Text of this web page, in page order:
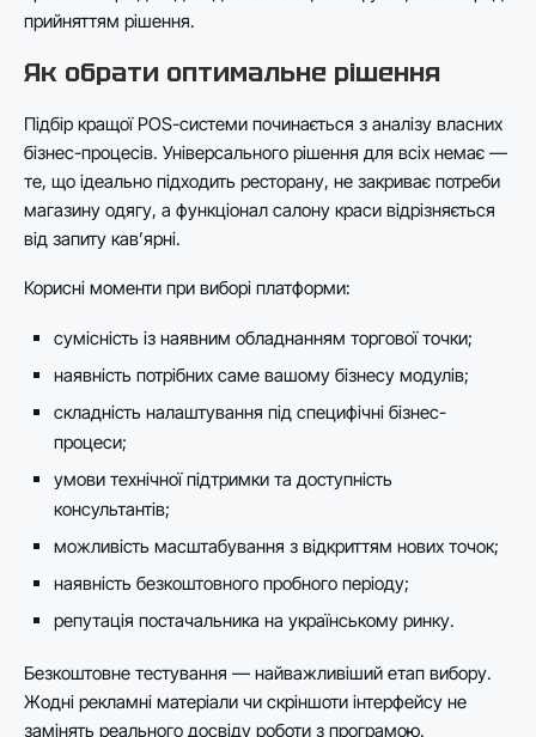
прийняттям рішення.
Як обрати оптимальне рішення
Підбір кращої POS-системи починається з аналізу власних
бізнес-процесів. Універсального рішення для всіх немає —
те, що ідеально підходить ресторану, не закриває потреби
магазину одягу, а функціонал салону краси відрізняється
від запиту кав’ярні.
Корисні моменти при виборі платформи:
сумісність із наявним обладнанням торгової точки;
наявність потрібних саме вашому бізнесу модулів;
складність налаштування під специфічні бізнес-
процеси;
умови технічної підтримки та доступність
консультантів;
можливість масштабування з відкриттям нових точок;
наявність безкоштовного пробного періоду;
репутація постачальника на українському ринку.
Безкоштовне тестування — найважливіший етап вибору.
Жодні рекламні матеріали чи скріншоти інтерфейсу не
замінять реального досвіду роботи з програмою.